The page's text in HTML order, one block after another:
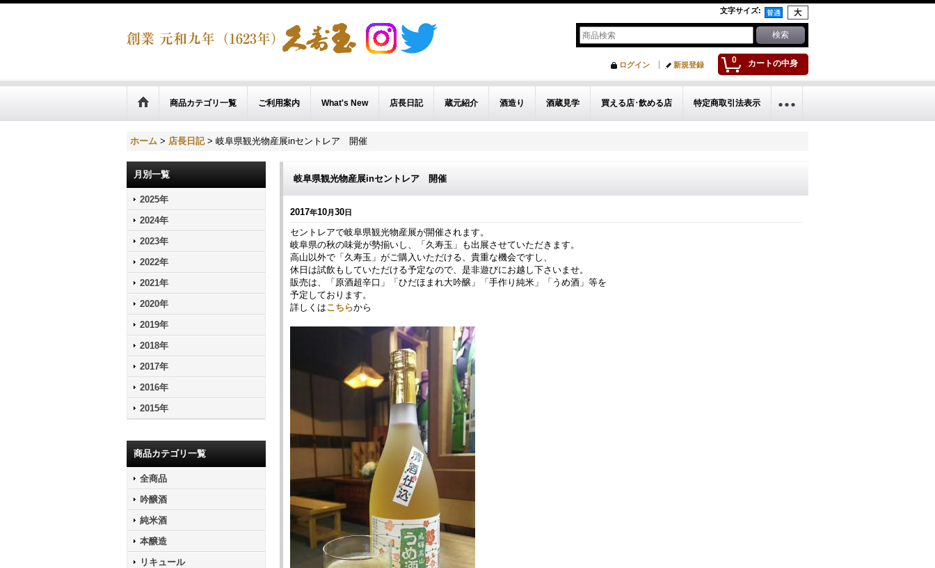
文字サイズ:
0 カートの中身
ログイン 新規登録
商品カテゴリ一覧 ご利用案内 What's New 店長日記 蔵元紹介 酒造り 酒蔵見学 買える店･飲める店 特定商取引法表示
ホーム > 店長日記 > 岐阜県観光物産展inセントレア 開催
月別一覧
2025年
2024年
2023年
2022年
2021年
2020年
2019年
2018年
2017年
2016年
2015年
商品カテゴリ一覧
全商品
吟醸酒
純米酒
本醸造
リキュール
岐阜県観光物産展inセントレア 開催
2017年10月30日
セントレアで岐阜県観光物産展が開催されます。
岐阜県の秋の味覚が勢揃いし、「久寿玉」も出展させていただきます。
高山以外で「久寿玉」がご購入いただける、貴重な機会ですし、
休日は試飲もしていただける予定なので、是非遊びにお越し下さいませ。
販売は、「原酒超辛口」「ひだほまれ大吟醸」「手作り純米」「うめ酒」等を
予定しております。
詳しくはこちらから